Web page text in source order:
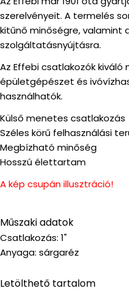
szerelvényeit. A termelés
kitűnő minőségre, valamint
szolgáltatásnyújtásra.
Az Effebi csatlakozók kiváló
épületgépészet és
használhatók.
Külső menetes csatlakozás
Széles körű felhasználási
Megbízható minőség
Hosszú élettartam
A kép csupán illusztráció!
Műszaki adatok
Csatlakozás: 1"
Anyaga: sárgaréz
Letölthető tartalom